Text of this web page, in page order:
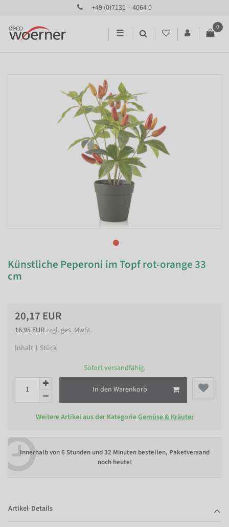
+49 (0)7131 – 4064 0
☰
0
Künstliche Peperoni im Topf rot-orange 33
cm
20,17 EUR
16,95 EURzzgl. ges. MwSt.
Inhalt 1 Stück
Sofort versandfähig.
In den Warenkorb
Weitere Artikel aus der KategorieGemüse & Kräuter
Innerhalb von6 Stunden und 32 Minuten bestellen, Paketversand
noch heute!
Artikel-Details